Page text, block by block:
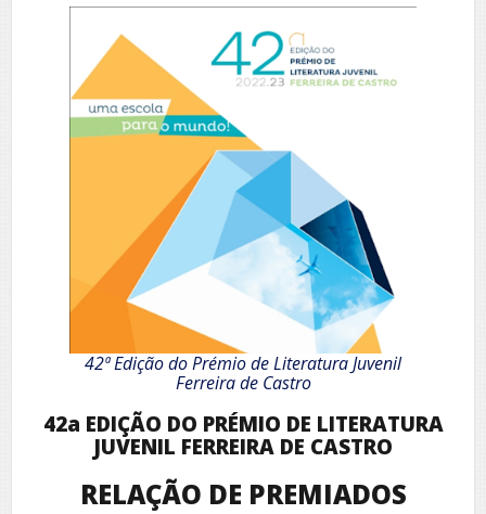
42ª Edição do Prémio de Literatura Juvenil
Ferreira de Castro
42a EDIÇÃO DO PRÉMIO DE LITERATURA
JUVENIL FERREIRA DE CASTRO
RELAÇÃO DE PREMIADOS